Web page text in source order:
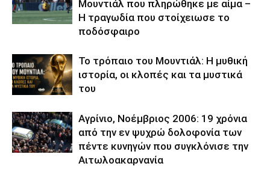
Μουντιάλ που πληρώθηκε με αίμα –
Η τραγωδία που στοίχειωσε το
ποδόσφαιρο
Το τρόπαιο του Μουντιάλ: Η μυθική
ιστορία, οι κλοπές και τα μυστικά
του
Αγρίνιο, Νοέμβριος 2006: 19 χρόνια
από την εν ψυχρώ δολοφονία των
πέντε κυνηγών που συγκλόνισε την
Αιτωλοακαρνανία